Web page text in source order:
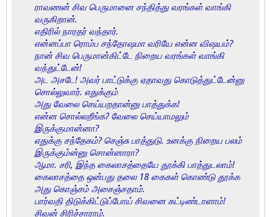
ராவணன் சிவ பெருமானை சந்தித்து வரங்கள் வாங்கி
வருகிறான்.
எதிரில் நாரதர் வந்தார்.
என்னப்பா ரொம்ப சந்தோஷமா வரியே என்ன விஷயம்?
நான் சிவ பெருமான்கிட்டே நிறைய வரங்கள் வாங்கி
வந்துட்டேன்!
அட அசடே! அவர் பாட்டுக்கு ஏதாவது கொடுத்துட்டேன்னு
சொல்லுவார். எதுக்கும்
அது வேலை செய்யறதான்னு பாத்துக்க!
என்ன சொல்லறீங்க? வேலை செய்யாமலும்
இருக்குமான்னா?
எதுக்கு சந்தேகம்? செஞ்சு பாத்துடு. உனக்கு நிறைய பலம்
இருக்கும்ன்னு சொன்னாரா?
ஆமா. சரி, இந்த கைலாசத்தையே தூக்கி பாத்துடலாம்!
கைலாசத்தை ஒன்பது தலை 18 கைகள் கொண்டு தூக்க
அது கொஞ்சம் அசைஞ்சதாம்.
பார்வதி திடுக்கிட்டுப்போய் சிவனை கட்டிண்டாளாம்!
சிவன் சிரிச்சாராம்.